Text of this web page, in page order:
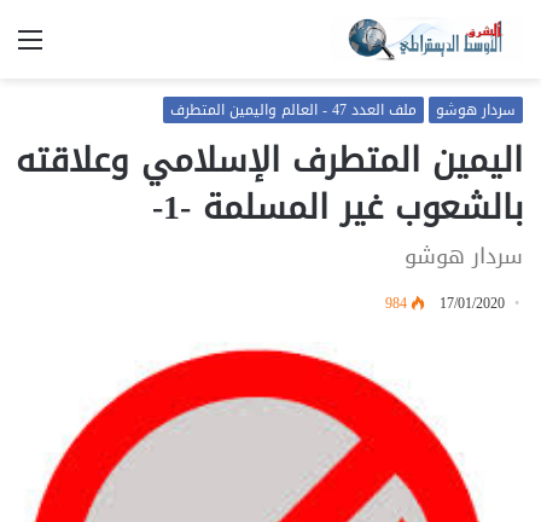
سردار هوشو ملف العدد 47 - العالم واليمين المتطرف
اليمين المتطرف الإسلامي وعلاقته
بالشعوب غير المسلمة -1-
سردار هوشو
17/01/2020
984